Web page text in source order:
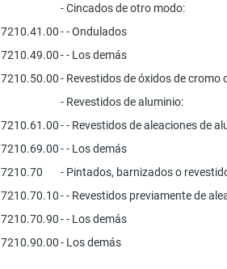
- Cincados de otro modo:
7210.41.00- - Ondulados
7210.49.00- - Los demás
7210.50.00- Revestidos de óxidos de cromo
- Revestidos de aluminio:
7210.61.00- - Revestidos de aleaciones de
7210.69.00- - Los demás
7210.70
- Pintados, barnizados o
7210.70.10- - Revestidos previamente de
7210.70.90- - Los demás
7210.90.00- Los demás